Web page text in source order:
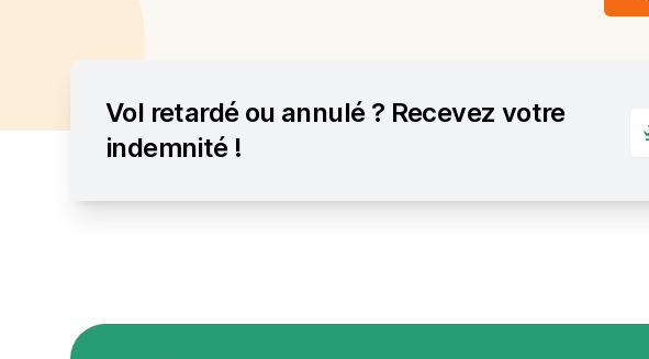
Vol retardé ou annulé ? Recevez votre
indemnité !